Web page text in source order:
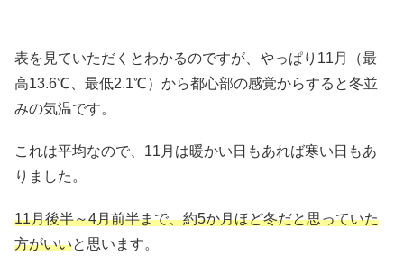
表を見ていただくとわかるのですが、やっぱり11月（最
高13.6℃、最低2.1℃）から都心部の感覚からすると冬並
みの気温です。
これは平均なので、11月は暖かい日もあれば寒い日もあ
りました。
11月後半～4月前半まで、約5か月ほど冬だと思っていた
方がいいと思います。